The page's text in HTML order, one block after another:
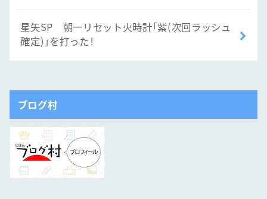
星矢SP 朝一リセット火時計「紫(次回ラッシュ
確定)」を打った！
ブログ村